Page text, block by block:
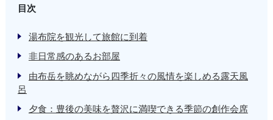
目次
湯布院を観光して旅館に到着
非日常感のあるお部屋
由布岳を眺めながら四季折々の風情を楽しめる露天風
呂
夕食：豊後の美味を贅沢に満喫できる季節の創作会席